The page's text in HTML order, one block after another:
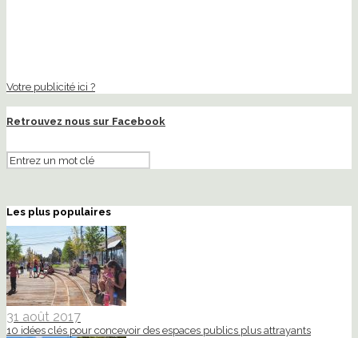
Votre publicité ici ?
Retrouvez nous sur Facebook
Les plus populaires
31 août 2017
10 idées clés pour concevoir des espaces publics plus attrayants